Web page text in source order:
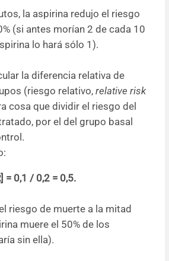
la aspirina redujo el riesgo
(si antes morían 2 de cada 10
lo hará sólo 1).
la diferencia relativa de
(riesgo relativo, relative risk
cosa que dividir el riesgo del
por el del grupo basal
= 0,1 / 0,2 = 0,5.
riesgo de muerte a la mitad
muere el 50% de los
sin ella).